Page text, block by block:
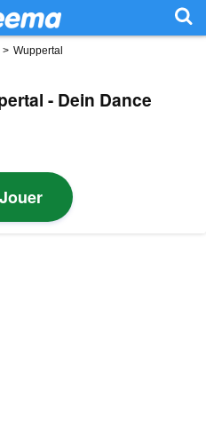
> Wuppertal
- Dein Dance
Jouer